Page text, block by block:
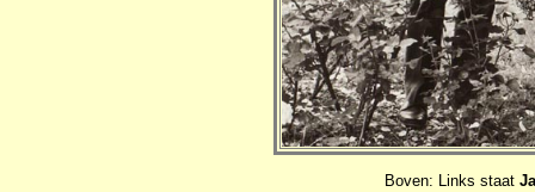
Boven: Links staat